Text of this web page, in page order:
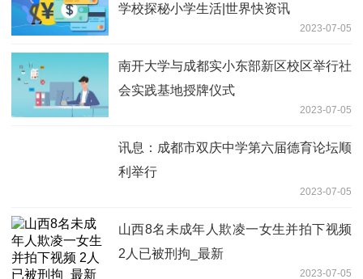
学校探秘小学生活|世界快资讯
2023-07-05
南开大学与成都实小东部新区校区举行社
会实践基地授牌仪式
2023-07-05
讯息：成都市双庆中学第六届德育论坛顺
利举行
2023-07-05
山西8名未成年人欺凌一女生并拍下视频
2人已被刑拘_最新
2023-07-05